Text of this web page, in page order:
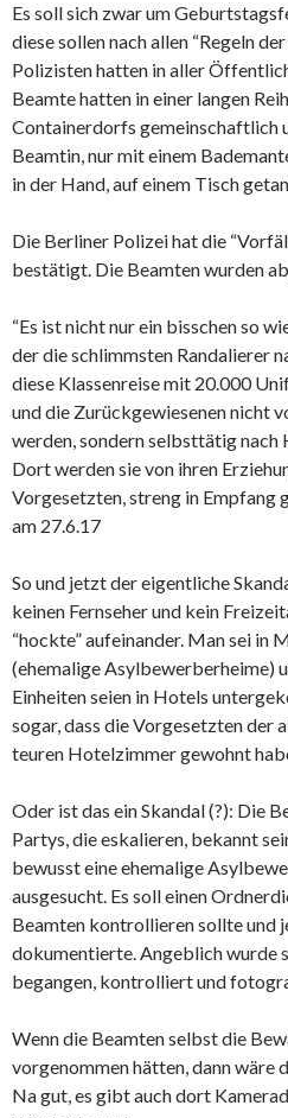
Es soll sich zwar um
diese sollen nach allen “Regeln
Polizisten hatten in aller
Beamte hatten in einer langen
Containerdorfs gemeinschaftlich
Beamtin, nur mit einem
in der Hand, auf einem Tisch
Die Berliner Polizei hat die
bestätigt. Die Beamten wurden
“Es ist nicht nur ein bisschen so
der die schlimmsten Randalierer
diese Klassenreise mit 20.000
und die Zurückgewiesenen nicht
werden, sondern selbsttätig nach
Dort werden sie von ihren
Vorgesetzten, streng in Empfang
am 27.6.17
So und jetzt der eigentliche
keinen Fernseher und kein
“hockte” aufeinander. Man sei in
(ehemalige Asylbewerberheime)
Einheiten seien in Hotels
sogar, dass die Vorgesetzten der
teuren Hotelzimmer gewohnt
Oder ist das ein Skandal (?): Die
Partys, die eskalieren, bekannt
bewusst eine ehemalige
ausgesucht. Es soll einen
Beamten kontrollieren sollte und
dokumentierte. Angeblich wurde
begangen, kontrolliert und
Wenn die Beamten selbst die
vorgenommen hätten, dann wäre
Na gut, es gibt auch dort